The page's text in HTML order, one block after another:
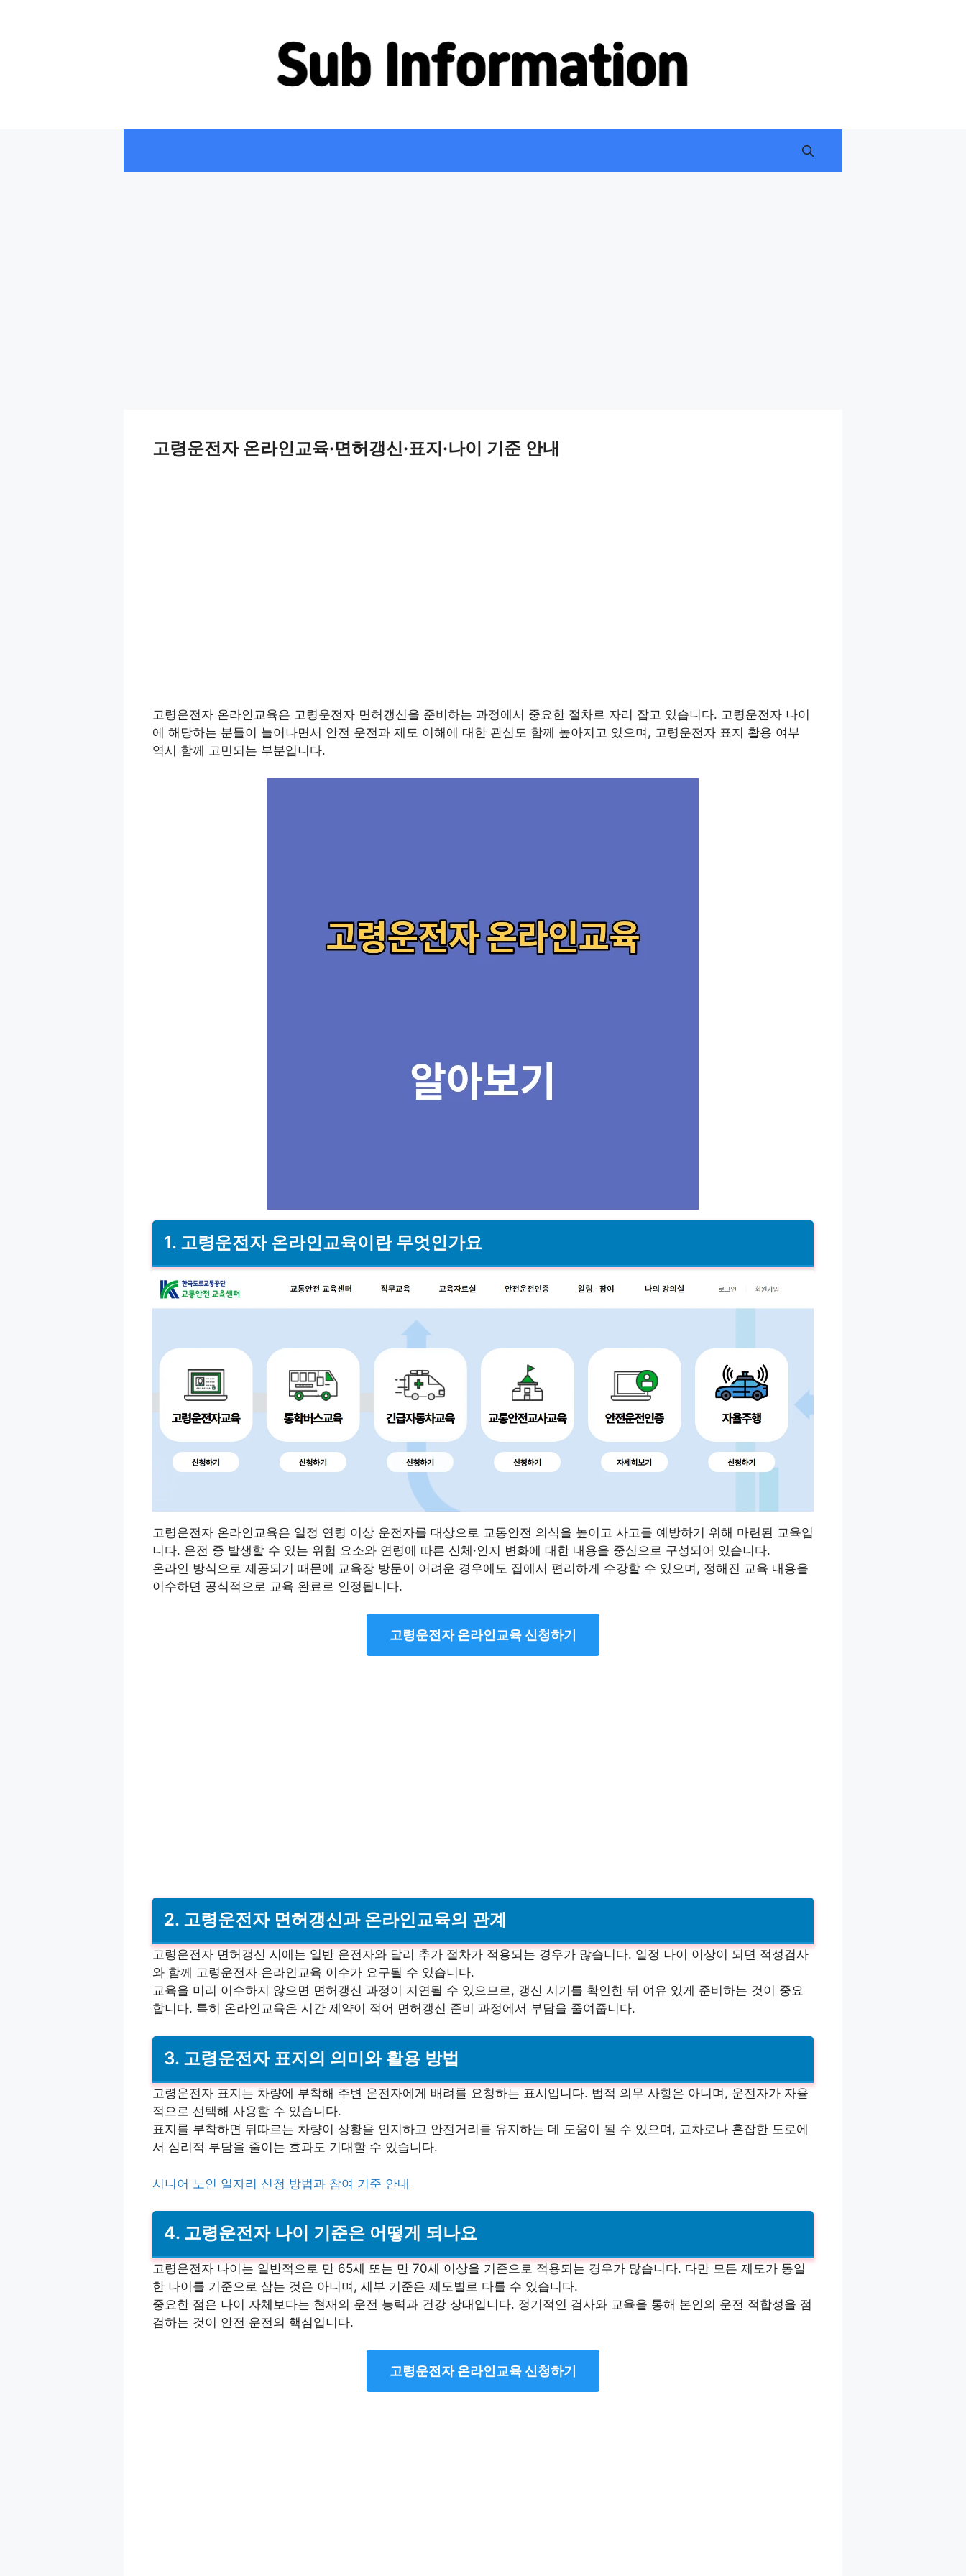
고령운전자 온라인교육·면허갱신·표지·나이 기준 안내
고령운전자 온라인교육은 고령운전자 면허갱신을 준비하는 과정에서 중요한 절차로 자리 잡고 있습니다. 고령운전자 나이
에 해당하는 분들이 늘어나면서 안전 운전과 제도 이해에 대한 관심도 함께 높아지고 있으며, 고령운전자 표지 활용 여부
역시 함께 고민되는 부분입니다.
1. 고령운전자 온라인교육이란 무엇인가요
고령운전자 온라인교육은 일정 연령 이상 운전자를 대상으로 교통안전 의식을 높이고 사고를 예방하기 위해 마련된 교육입
니다. 운전 중 발생할 수 있는 위험 요소와 연령에 따른 신체·인지 변화에 대한 내용을 중심으로 구성되어 있습니다.
온라인 방식으로 제공되기 때문에 교육장 방문이 어려운 경우에도 집에서 편리하게 수강할 수 있으며, 정해진 교육 내용을
이수하면 공식적으로 교육 완료로 인정됩니다.
고령운전자 온라인교육 신청하기
2. 고령운전자 면허갱신과 온라인교육의 관계
고령운전자 면허갱신 시에는 일반 운전자와 달리 추가 절차가 적용되는 경우가 많습니다. 일정 나이 이상이 되면 적성검사
와 함께 고령운전자 온라인교육 이수가 요구될 수 있습니다.
교육을 미리 이수하지 않으면 면허갱신 과정이 지연될 수 있으므로, 갱신 시기를 확인한 뒤 여유 있게 준비하는 것이 중요
합니다. 특히 온라인교육은 시간 제약이 적어 면허갱신 준비 과정에서 부담을 줄여줍니다.
3. 고령운전자 표지의 의미와 활용 방법
고령운전자 표지는 차량에 부착해 주변 운전자에게 배려를 요청하는 표시입니다. 법적 의무 사항은 아니며, 운전자가 자율
적으로 선택해 사용할 수 있습니다.
표지를 부착하면 뒤따르는 차량이 상황을 인지하고 안전거리를 유지하는 데 도움이 될 수 있으며, 교차로나 혼잡한 도로에
서 심리적 부담을 줄이는 효과도 기대할 수 있습니다.
시니어 노인 일자리 신청 방법과 참여 기준 안내
4. 고령운전자 나이 기준은 어떻게 되나요
고령운전자 나이는 일반적으로 만 65세 또는 만 70세 이상을 기준으로 적용되는 경우가 많습니다. 다만 모든 제도가 동일
한 나이를 기준으로 삼는 것은 아니며, 세부 기준은 제도별로 다를 수 있습니다.
중요한 점은 나이 자체보다는 현재의 운전 능력과 건강 상태입니다. 정기적인 검사와 교육을 통해 본인의 운전 적합성을 점
검하는 것이 안전 운전의 핵심입니다.
고령운전자 온라인교육 신청하기